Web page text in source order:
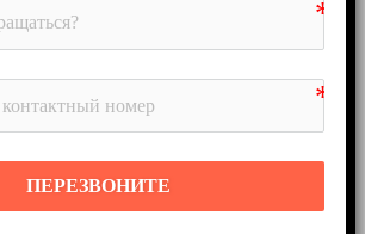
ПЕРЕЗВОНИТЕ